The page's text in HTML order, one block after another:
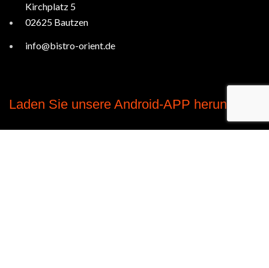
Kirchplatz 5
02625 Bautzen
info@bistro-orient.de
Laden Sie unsere Android-APP herunter